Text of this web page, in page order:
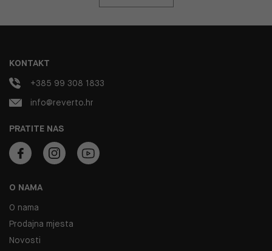
O NAMA
O nama
Prodajna mjesta
Novosti
PRATITE NAS
KONTAKT
+385 99 308 1833
info@reverto.hr